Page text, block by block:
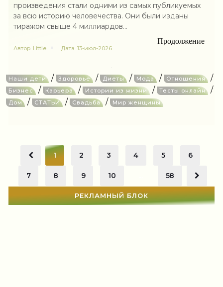
произведения стали одними из самых публикуемых
за всю историю человечества. Они были изданы
тиражом свыше 4 миллиардов...
Продолжение
Автор Little Дата 13-июл-2026
Наши дети / Здоровье / Диеты / Мода / Отношения /
Бизнес / Карьера / Истории из жизни / Тесты онлайн /
Дом / СТАТЬИ / Свадьба / Мир женщины
1 2 3 4 5 6
7 8 9 10 58
РЕКЛАМНЫЙ БЛОК